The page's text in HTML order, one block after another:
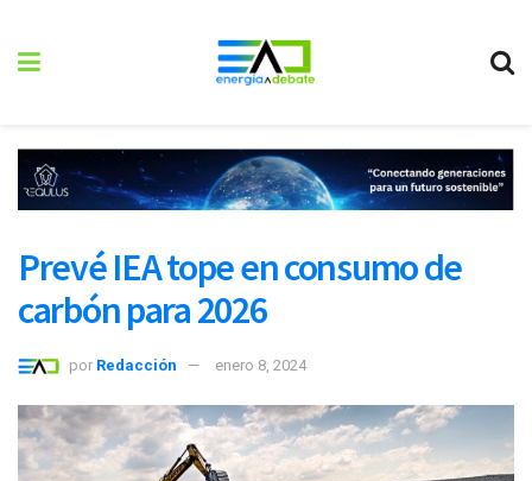
Prevé IEA tope en consumo de
carbón para 2026
por Redacción enero 8, 2024